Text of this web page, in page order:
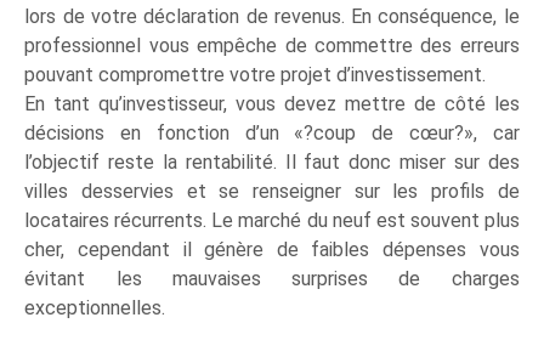
lors de votre déclaration de revenus. En conséquence, le
professionnel vous empêche de commettre des erreurs
pouvant compromettre votre projet d’investissement.
En tant qu’investisseur, vous devez mettre de côté les
décisions en fonction d’un «?coup de cœur?», car
l’objectif reste la rentabilité. Il faut donc miser sur des
villes desservies et se renseigner sur les profils de
locataires récurrents. Le marché du neuf est souvent plus
cher, cependant il génère de faibles dépenses vous
évitant les mauvaises surprises de charges
exceptionnelles.